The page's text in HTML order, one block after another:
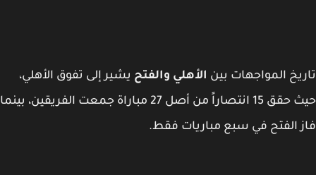
المواجهات بينالأهلي والفتحيشير إلى تفوق الأهلي،
حيث حقق 15 انتصاراً من أصل 27 مباراة جمعت الفريقين، بينما
الفتح في سبع مباريات فقط.